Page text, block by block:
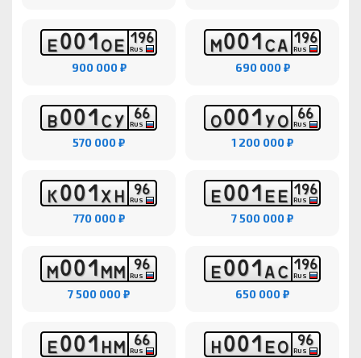
Е001ОЕ 196
RUS
900 000 ₽
М001СА 196
RUS
690 000 ₽
В001СУ 66
RUS
570 000 ₽
О001УО 66
RUS
1 200 000 ₽
К001ХН 96
RUS
770 000 ₽
Е001ЕЕ 196
RUS
7 500 000 ₽
М001ММ 96
RUS
7 500 000 ₽
Е001АС 196
RUS
650 000 ₽
Е001НМ 66
RUS Н001ЕО 96
RUS